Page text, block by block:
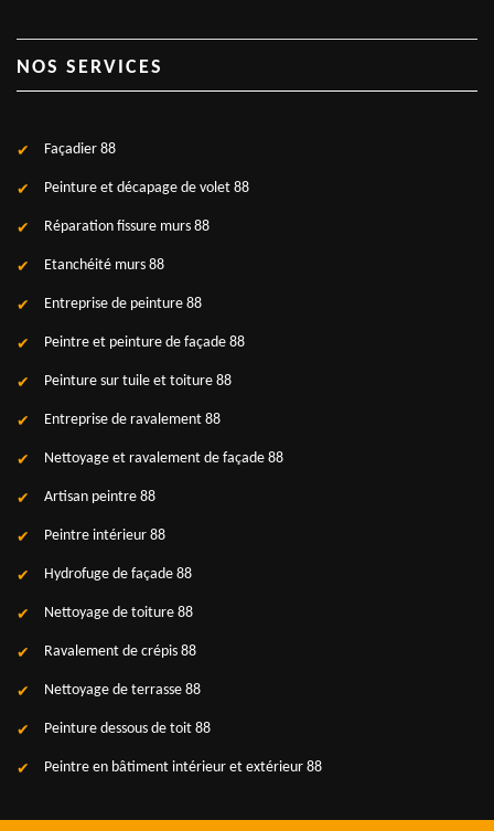
NOS SERVICES
Façadier 88
Peinture et décapage de volet 88
Réparation fissure murs 88
Etanchéité murs 88
Entreprise de peinture 88
Peintre et peinture de façade 88
Peinture sur tuile et toiture 88
Entreprise de ravalement 88
Nettoyage et ravalement de façade 88
Artisan peintre 88
Peintre intérieur 88
Hydrofuge de façade 88
Nettoyage de toiture 88
Ravalement de crépis 88
Nettoyage de terrasse 88
Peinture dessous de toit 88
Peintre en bâtiment intérieur et extérieur 88